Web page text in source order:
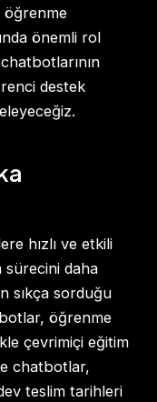
öğrenme
önemli rol
destek
hızlı ve etkili
sürecini daha
sıkça sorduğu
öğrenme
çevrimiçi eğitim
chatbotlar,
teslim tarihleri